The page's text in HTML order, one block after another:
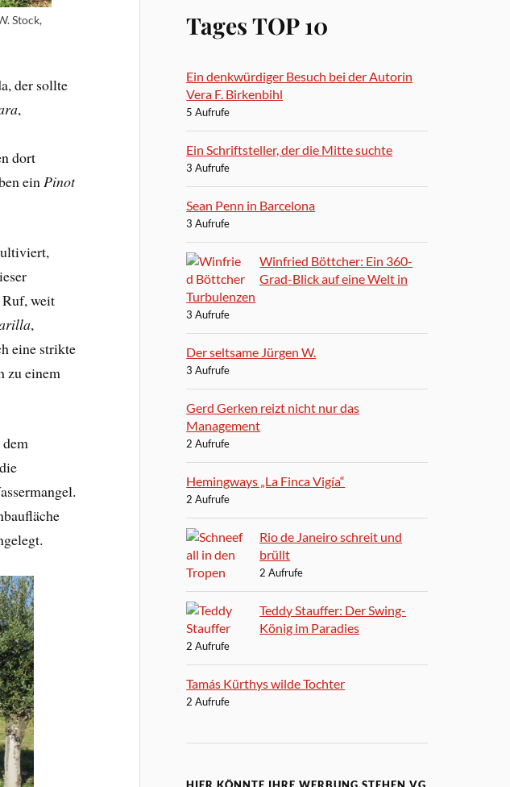
Stock,
der sollte
,
dort
einPinot
Ruf, weit
,
eine strikte
zu einem
Tages TOP 10
Ein denkwürdiger Besuch bei der Autorin
Vera F. Birkenbihl
5 Aufrufe
Ein Schriftsteller, der die Mitte suchte
3 Aufrufe
Sean Penn in Barcelona
3 Aufrufe
Winfried Böttcher: Ein 360-
Grad-Blick auf eine Welt in
Turbulenzen
3 Aufrufe
Der seltsame Jürgen W.
3 Aufrufe
Gerd Gerken reizt nicht nur das
Management
2 Aufrufe
Hemingways „La Finca Vigía“
2 Aufrufe
Rio de Janeiro schreit und
brüllt
2 Aufrufe
Teddy Stauffer: Der Swing-
König im Paradies
2 Aufrufe
Tamás Kürthys wilde Tochter
2 Aufrufe